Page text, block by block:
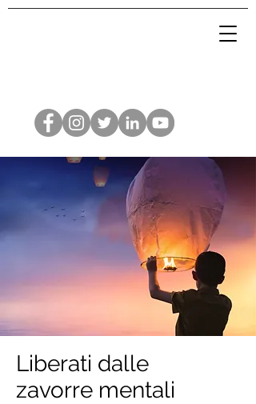
Liberati dalle
zavorre mentali